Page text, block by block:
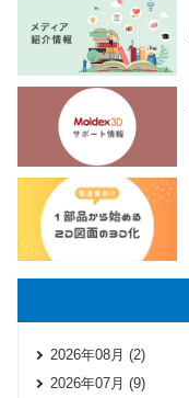
2026年08月 (2)
2026年07月 (9)